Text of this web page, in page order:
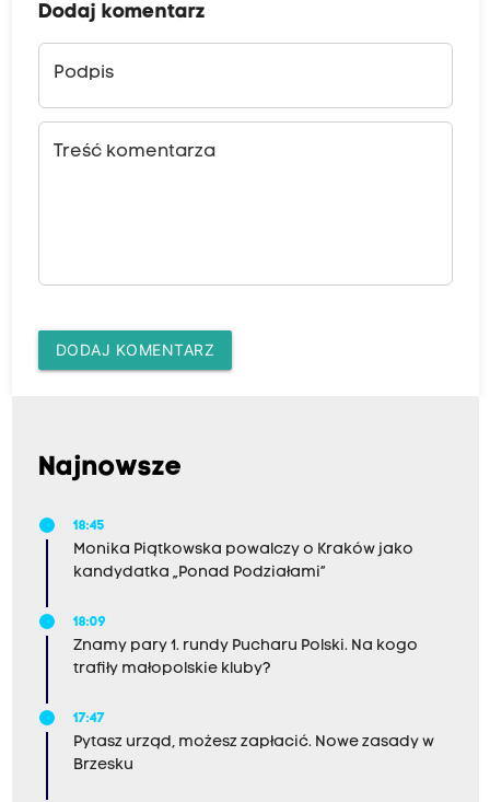
Dodaj komentarz
Podpis
Treść komentarza
DODAJ KOMENTARZ
Najnowsze
18:45
Monika Piątkowska powalczy o Kraków jako
kandydatka „Ponad Podziałami”
18:09
Znamy pary 1. rundy Pucharu Polski. Na kogo
trafiły małopolskie kluby?
17:47
Pytasz urząd, możesz zapłacić. Nowe zasady w
Brzesku